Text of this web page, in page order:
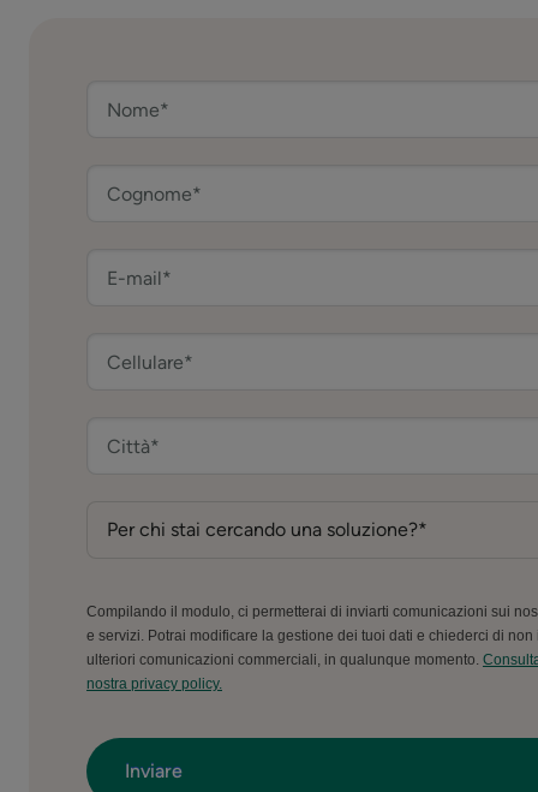
Compilando il modulo, ci permetterai di inviarti comunicazioni sui
e servizi. Potrai modificare la gestione dei tuoi dati e chiederci di non
ulteriori comunicazioni commerciali, in qualunque momento.
nostra privacy policy.